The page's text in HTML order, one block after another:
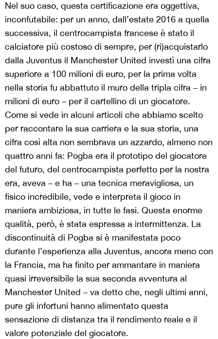
Nel suo caso, questa certificazione era oggettiva,
inconfutabile: per un anno, dall’estate 2016 a quella
successiva, il centrocampista francese è stato il
calciatore più costoso di sempre, per (ri)acquistarlo
dalla Juventus il Manchester United investì una cifra
superiore a 100 milioni di euro, per la prima volta
nella storia fu abbattuto il muro della tripla cifra – in
milioni di euro – per il cartellino di un giocatore.
Come si vede in alcuni articoli che abbiamo scelto
per raccontare la sua carriera e la sua storia, una
cifra così alta non sembrava un azzardo, almeno non
quattro anni fa: Pogba era il prototipo del giocatore
del futuro, del centrocampista perfetto per la nostra
era, aveva – e ha – una tecnica meravigliosa, un
fisico incredibile, vede e interpreta il gioco in
maniera ambiziosa, in tutte le fasi. Questa enorme
qualità, però, è stata espressa a intermittenza. La
discontinuità di Pogba si è manifestata poco
durante l’esperienza alla Juventus, ancora meno con
la Francia, ma ha finito per ammantare in maniera
quasi irreversibile la sua seconda avventura al
Manchester United – va detto che, negli ultimi anni,
pure gli infortuni hanno alimentato questa
sensazione di distanza tra il rendimento reale e il
valore potenziale del giocatore.